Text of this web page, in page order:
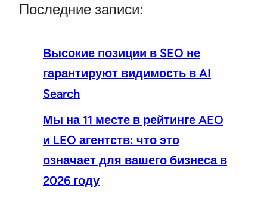
Последние записи:
Высокие позиции в SEO не
гарантируют видимость в AI
Search
Мы на 11 месте в рейтинге AEO
и LEO агентств: что это
означает для вашего бизнеса в
2026 году